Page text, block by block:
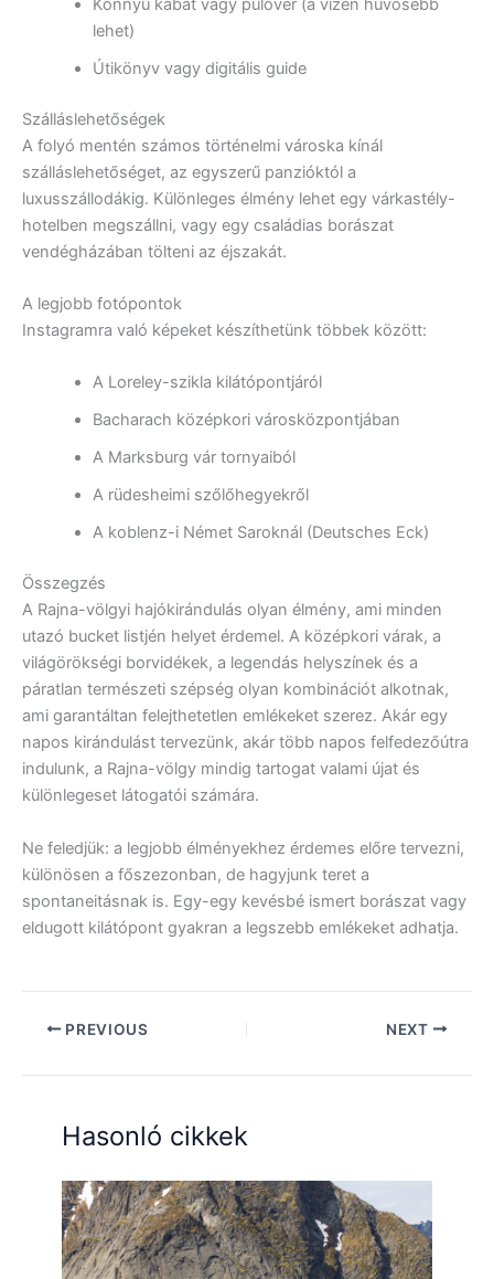
Könnyű kabát vagy pulóver (a vízen hűvösebb
lehet)
Útikönyv vagy digitális guide
Szálláslehetőségek
A folyó mentén számos történelmi városka kínál
szálláslehetőséget, az egyszerű panzióktól a
luxusszállodákig. Különleges élmény lehet egy várkastély-
hotelben megszállni, vagy egy családias borászat
vendégházában tölteni az éjszakát.
A legjobb fotópontok
Instagramra való képeket készíthetünk többek között:
A Loreley-szikla kilátópontjáról
Bacharach középkori városközpontjában
A Marksburg vár tornyaiból
A rüdesheimi szőlőhegyekről
A koblenz-i Német Saroknál (Deutsches Eck)
Összegzés
A Rajna-völgyi hajókirándulás olyan élmény, ami minden
utazó bucket listjén helyet érdemel. A középkori várak, a
világörökségi borvidékek, a legendás helyszínek és a
páratlan természeti szépség olyan kombinációt alkotnak,
ami garantáltan felejthetetlen emlékeket szerez. Akár egy
napos kirándulást tervezünk, akár több napos felfedezőútra
indulunk, a Rajna-völgy mindig tartogat valami újat és
különlegeset látogatói számára.
Ne feledjük: a legjobb élményekhez érdemes előre tervezni,
különösen a főszezonban, de hagyjunk teret a
spontaneitásnak is. Egy-egy kevésbé ismert borászat vagy
eldugott kilátópont gyakran a legszebb emlékeket adhatja.
PREVIOUS NEXT
Hasonló cikkek